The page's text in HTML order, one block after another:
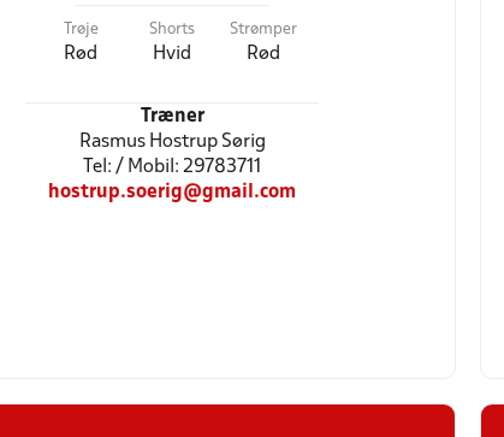
Trøje
Rød
Shorts
Hvid
Strømper
Rød
Træner
Rasmus Hostrup Sørig
Tel: / Mobil: 29783711
hostrup.soerig@gmail.com